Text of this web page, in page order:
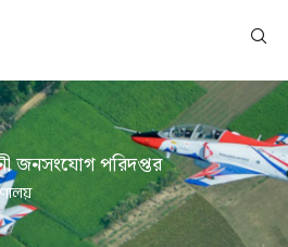
জনসংযোগ পরিদপ্তর